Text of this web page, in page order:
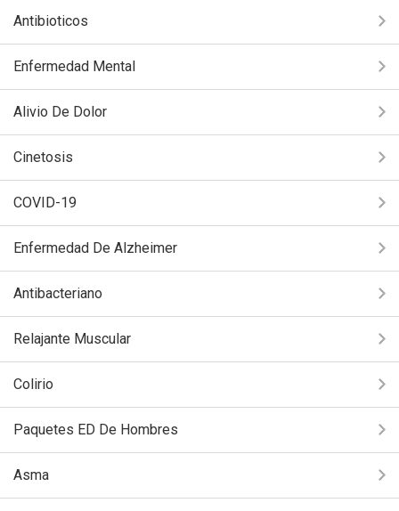
Antibioticos
Enfermedad Mental
Alivio De Dolor
Cinetosis
COVID-19
Enfermedad De Alzheimer
Antibacteriano
Relajante Muscular
Colirio
Paquetes ED De Hombres
Asma